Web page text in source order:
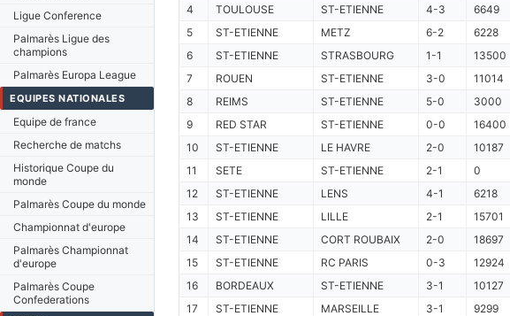
Ligue Conference
Palmarès Ligue des
champions
Palmarès Europa League
EQUIPES NATIONALES
Equipe de france
Recherche de matchs
Historique Coupe du
monde
Palmarès Coupe du monde
Championnat d'europe
Palmarès Championnat
d'europe
Palmarès Coupe
Confederations
4
TOULOUSE ST-ETIENNE 4-3 6649
5
ST-ETIENNE METZ 6-2 6228
6
ST-ETIENNE STRASBOURG 1-1 13500
7
ROUEN ST-ETIENNE 3-0 11014
8
REIMS ST-ETIENNE 5-0
3000
9
RED STAR ST-ETIENNE 0-0 16400
10
ST-ETIENNE LE HAVRE 2-0 10187
11
SETE ST-ETIENNE 2-1 0
12
ST-ETIENNE LENS 4-1 6218
13
ST-ETIENNE LILLE 2-1 15701
14
ST-ETIENNE CORT ROUBAIX 2-0 18697
15
ST-ETIENNE RC PARIS 0-3 12924
16
BORDEAUX ST-ETIENNE 3-1 10127
17
ST-ETIENNE MARSEILLE 3-1 9299